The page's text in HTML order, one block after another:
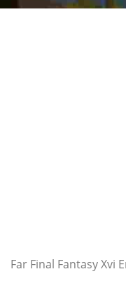
Far Final Fantasy Xvi